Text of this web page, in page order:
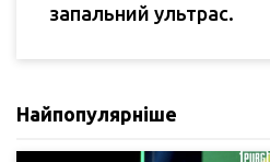
запальний ультрас.
Найпопулярніше